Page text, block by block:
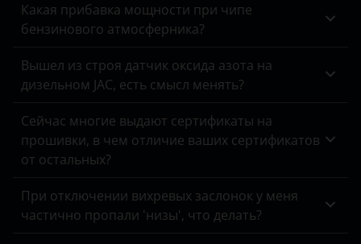
Dodge
EXEED
Fiat
Foton
E-класс
E-класс AMG
G-класс
GL-класс
GLA-класс
GLA-класс AMG
GLB-класс
Какая прибавка мощности при чипе
бензинового атмосферника?
Вышел из строя датчик оксида азота на
дизельном JAC, есть смысл менять?
Сейчас многие выдают сертификаты на
прошивки, в чем отличие ваших сертификатов
от остальных?
При отключении вихревых заслонок у меня
частично пропали 'низы', что делать?